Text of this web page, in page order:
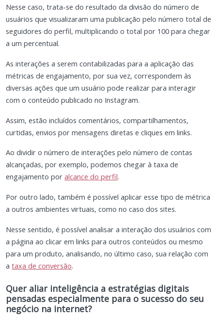
Nesse caso, trata-se do resultado da divisão do número de
usuários que visualizaram uma publicação pelo número total de
seguidores do perfil, multiplicando o total por 100 para chegar
a um percentual.
As interações a serem contabilizadas para a aplicação das
métricas de engajamento, por sua vez, correspondem às
diversas ações que um usuário pode realizar para interagir
com o conteúdo publicado no Instagram.
Assim, estão incluídos comentários, compartilhamentos,
curtidas, envios por mensagens diretas e cliques em links.
Ao dividir o número de interações pelo número de contas
alcançadas, por exemplo, podemos chegar à taxa de
engajamento por alcance do perfil.
Por outro lado, também é possível aplicar esse tipo de métrica
a outros ambientes virtuais, como no caso dos sites.
Nesse sentido, é possível analisar a interação dos usuários com
a página ao clicar em links para outros conteúdos ou mesmo
para um produto, analisando, no último caso, sua relação com
a taxa de conversão.
Quer aliar inteligência a estratégias digitais
pensadas especialmente para o sucesso do seu
negócio na internet?